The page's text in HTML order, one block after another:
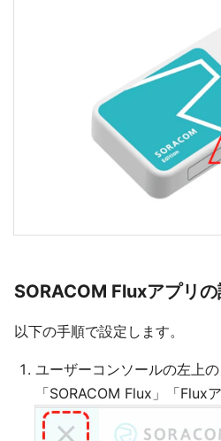
SORACOM Fluxアプリの
以下の手順で設定します。
ユーザーコンソールの左上の
「SORACOM Flux」「Flux